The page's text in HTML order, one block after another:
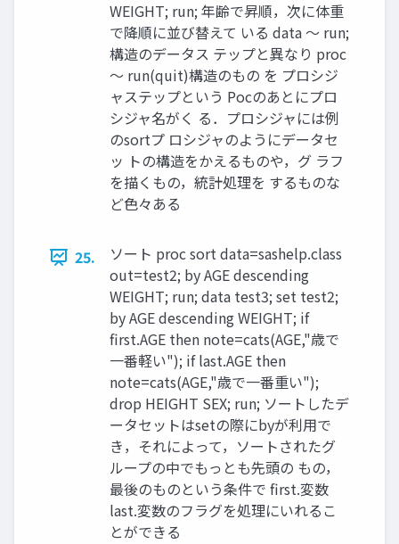
WEIGHT; run; 年齢で昇順，次に体重
で降順に並び替えて いる data ～ run;
構造のデータス テップと異なり proc
～ run(quit)構造のもの を プロシジ
ャステップという Pocのあとにプロ
シジャ名がく る．プロシジャには例
のsortプ ロシジャのようにデータセ
ッ トの構造をかえるものや，グ ラフ
を描くもの，統計処理を するものな
ど色々ある
25.
ソート proc sort data=sashelp.class
out=test2; by AGE descending
WEIGHT; run; data test3; set test2;
by AGE descending WEIGHT; if
first.AGE then note=cats(AGE,"歳で
一番軽い"); if last.AGE then
note=cats(AGE,"歳で一番重い");
drop HEIGHT SEX; run; ソートしたデ
ータセットはsetの際にbyが利用で
き，それによって，ソートされたグ
ループの中でもっとも先頭の もの，
最後のものという条件で first.変数
last.変数のフラグを処理にいれるこ
とができる